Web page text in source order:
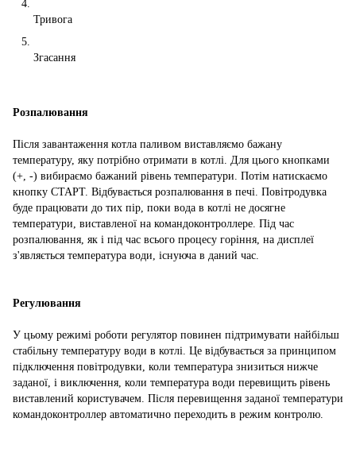
Тривога
Згасання
Розпалювання
Після завантаження котла паливом виставляємо бажану
температуру, яку потрібно отримати в котлі. Для цього кнопками
(+, -) вибираємо бажаний рівень температури. Потім натискаємо
кнопку СТАРТ. Відбувається розпалювання в печі. Повітродувка
буде працювати до тих пір, поки вода в котлі не досягне
температури, виставленої на командоконтроллере. Під час
розпалювання, як і під час всього процесу горіння, на дисплеї
з'являється температура води, існуюча в даний час.
Регулювання
У цьому режимі роботи регулятор повинен підтримувати найбільш
стабільну температуру води в котлі. Це відбувається за принципом
підключення повітродувки, коли температура знизиться нижче
заданої, і виключення, коли температура води перевищить рівень
виставлений користувачем. Після перевищення заданої температури
командоконтроллер автоматично переходить в режим контролю.